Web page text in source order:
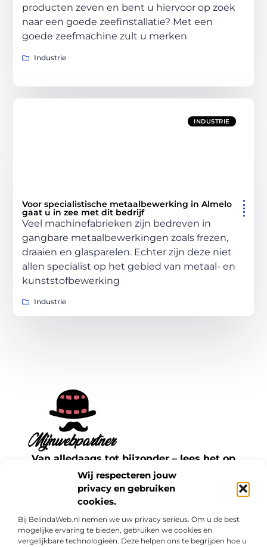
Wij respecteren jouw
privacy en gebruiken
cookies.
Bij BelindaWeb.nl nemen we uw privacy serieus. Om u de best
mogelijke ervaring te bieden, gebruiken we cookies en
vergelijkbare technologieën. Deze helpen ons te begrijpen hoe u
producten zeven en bent u hiervoor op zoek
naar een goede zeefinstallatie? Met een
goede zeefmachine zult u merken
Industrie
INDUSTRIE
Voor specialistische metaalbewerking in Almelo
gaat u in zee met dit bedrijf
Veel machinefabrieken zijn bedreven in
gangbare metaalbewerkingen zoals frezen,
draaien en glasparelen. Echter zijn deze niet
allen specialist op het gebied van metaal- en
kunststofbewerking
Industrie
Van alledaags tot bijzonder – lees het op
mijnwebpartner.nl.
Ontdek inspirerende blogs en artikelen over
alles wat het dagelijks leven te bieden heeft.
Bericht categorie